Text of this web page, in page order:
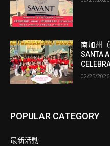
南加州
SANTA
02/25/2026
POPULAR CATEGORY
最新活動